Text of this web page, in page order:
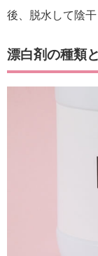
後、脱水して陰干
漂白剤の種類